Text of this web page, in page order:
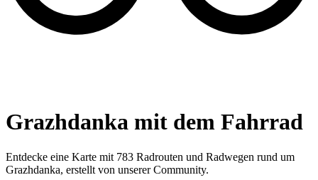
Grazhdanka mit dem Fahrrad
Entdecke eine Karte mit 783 Radrouten und Radwegen rund um
Grazhdanka, erstellt von unserer Community.